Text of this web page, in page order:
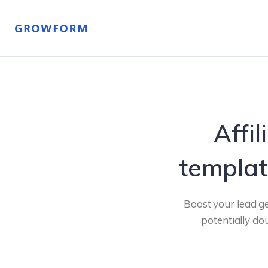
Boost your lead
potentially